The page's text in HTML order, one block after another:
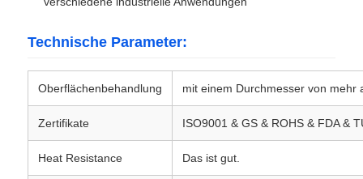
Aluminiumplatte
Aluminiumkreis
Farbbeschichtete Aluminiumspule
Technische Parameter:
Oberflächenbehandlung mit einem Durchmesser von mehr
Zertifikate ISO9001 & GS & ROHS & FDA &
Heat Resistance Das ist gut.